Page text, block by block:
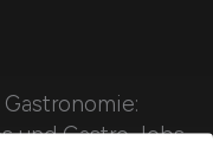
und Gastro Jobs